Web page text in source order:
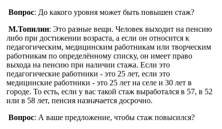
Вопрос: До какого уровня может быть повышен стаж?
М.Топилин: Это разные вещи. Человек выходит на пенсию
либо при достижении возраста, а если он относится к
педагогическим, медицинским работникам или творческим
работникам по определённому списку, он имеет право
выхода на пенсию при наличии стажа. Если это
педагогические работники - это 25 лет, если это
медицинские работники - это 25 лет на селе и 30 лет в
городе. То есть, если у вас такой стаж выработался в 57, в 52
или в 58 лет, пенсия назначается досрочно.
Вопрос: А ваше предложение, чтобы стаж повысился?